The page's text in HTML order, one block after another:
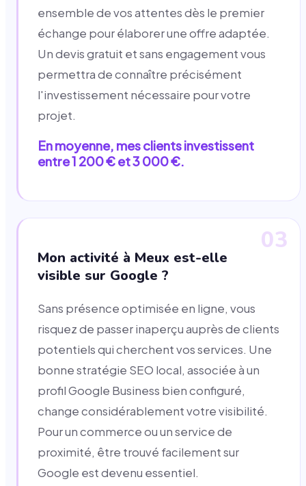
ensemble de vos attentes dès le premier
échange pour élaborer une offre adaptée.
Un devis gratuit et sans engagement vous
permettra de connaître précisément
l'investissement nécessaire pour votre
projet.
En moyenne, mes clients investissent
entre 1 200 € et 3 000 €.
03
Mon activité à Meux est-elle
visible sur Google ?
Sans présence optimisée en ligne, vous
risquez de passer inaperçu auprès de clients
potentiels qui cherchent vos services. Une
bonne stratégie SEO local, associée à un
profil Google Business bien configuré,
change considérablement votre visibilité.
Pour un commerce ou un service de
proximité, être trouvé facilement sur
Google est devenu essentiel.